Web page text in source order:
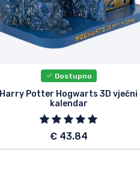
Dostupno
Harry Potter Hogwarts 3D vječni
kalendar
€ 43.84